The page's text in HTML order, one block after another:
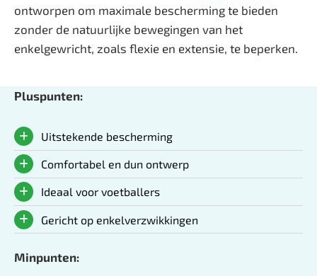
ontworpen om maximale bescherming te bieden
zonder de natuurlijke bewegingen van het
enkelgewricht, zoals flexie en extensie, te beperken.
Pluspunten:
Uitstekende bescherming
Comfortabel en dun ontwerp
Ideaal voor voetballers
Gericht op enkelverzwikkingen
Minpunten: